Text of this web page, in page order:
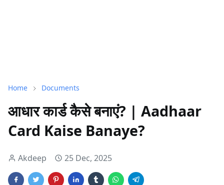
Home Documents
आधार कार्ड कैसे बनाएं? | Aadhaar
Card Kaise Banaye?
Akdeep 25 Dec, 2025